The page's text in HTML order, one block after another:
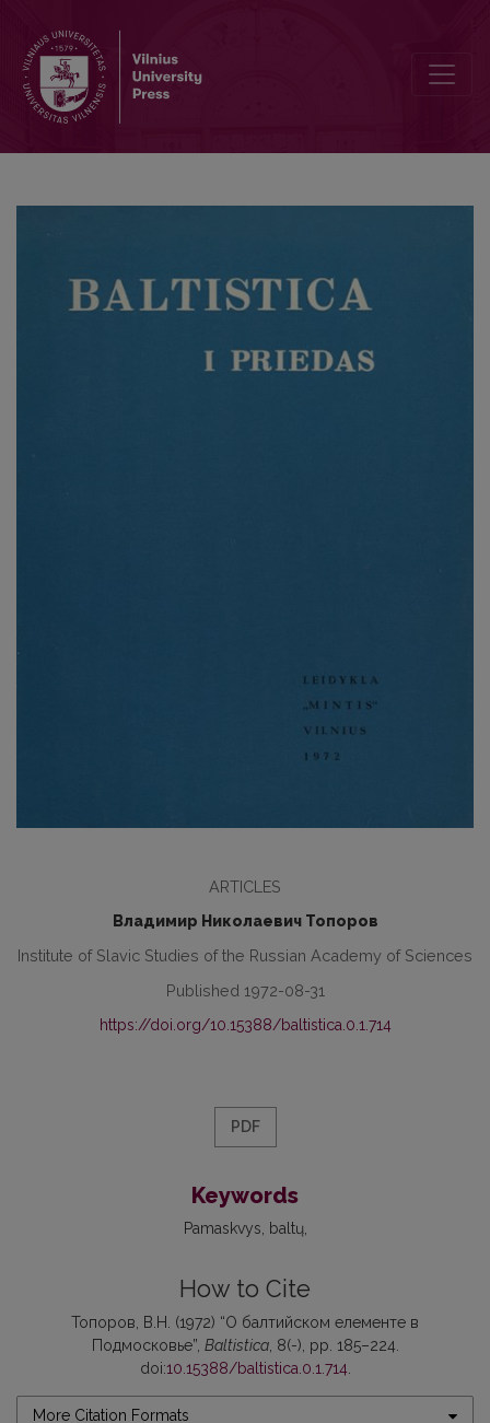
ARTICLES
Владимир Николаевич Топоров
Institute of Slavic Studies of the Russian Academy of Sciences
Published 1972-08-31
https://doi.org/10.15388/baltistica.0.1.714
PDF
Keywords
Pamaskvys baltų
How to Cite
Топоров, В.Н. (1972) “О балтийском елементе в
Подмосковье”, Baltistica, 8(-), pp. 185–224.
doi:10.15388/baltistica.0.1.714.
More Citation Formats